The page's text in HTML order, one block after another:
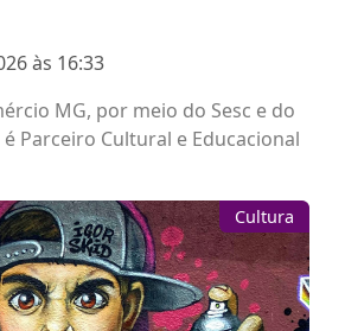
às 16:33
MG, por meio do Sesc e do
Parceiro Cultural e Educacional
Cultura